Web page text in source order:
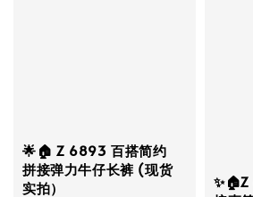
🌟🏠 Z 6893 百搭简约
拼接弹力牛仔长裤 (现货
实拍）